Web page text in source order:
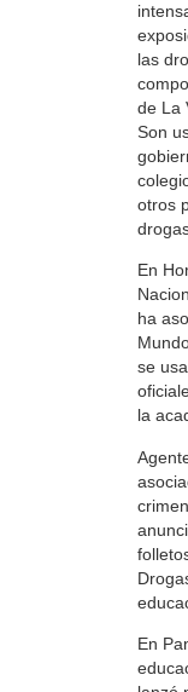
las
de La
Son
otros
En
ha
se
la
En